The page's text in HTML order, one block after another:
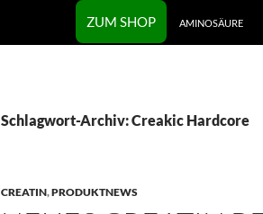
ZUM SHOP AMINOSÄURE
Schlagwort-Archiv: Creakic Hardcore
CREATIN,PRODUKTNEWS